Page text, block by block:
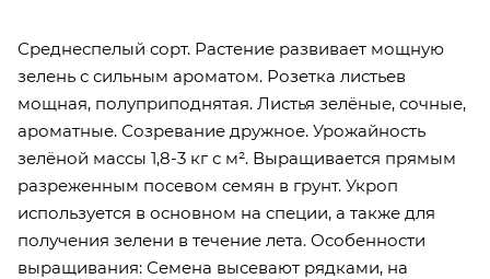
Среднеспелый сорт. Растение развивает мощную
зелень с сильным ароматом. Розетка листьев
мощная, полуприподнятая. Листья зелёные, сочные,
ароматные. Созревание дружное. Урожайность
зелёной массы 1,8-3 кг с м². Выращивается прямым
разреженным посевом семян в грунт. Укроп
используется в основном на специи, а также для
получения зелени в течение лета. Особенности
выращивания: Семена высевают рядками, на